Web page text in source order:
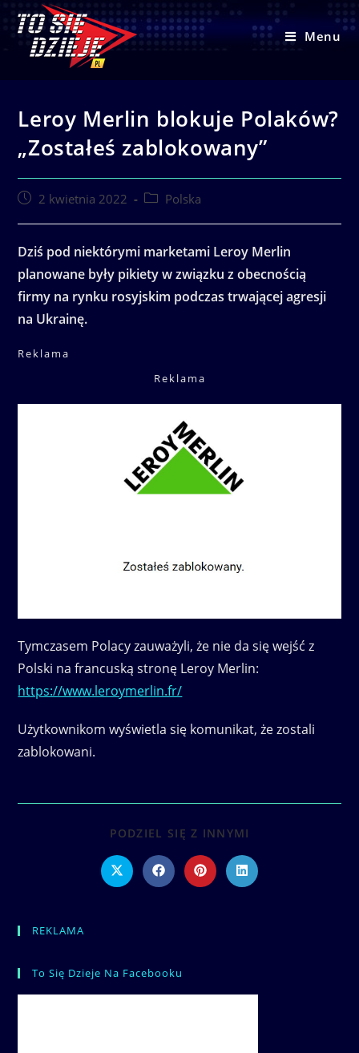
content
Menu
Leroy Merlin blokuje Polaków?
„Zostałeś zablokowany”
Post2 kwietnia 2022
PostPolska
Dziś pod niektórymi marketami Leroy Merlin
planowane były pikiety w związku z obecnością
firmy na rynku rosyjskim podczas trwającej agresji
na Ukrainę.
Reklama
Reklama
Tymczasem Polacy zauważyli, że nie da się wejść z
Polski na francuską stronę Leroy Merlin:
https://www.leroymerlin.fr/
Użytkownikom wyświetla się komunikat, że zostali
zablokowani.
PODZIEL SIĘ Z INNYMI
CONTENT
Opens
in
Opens
in
Opens
in
Opens
in
REKLAMA
To Się Dzieje Na Facebooku